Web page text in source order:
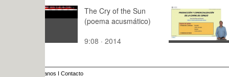
The Cry of the Sun
(poema acusmático)
9:08 · 2014
carne de
11:41 ·